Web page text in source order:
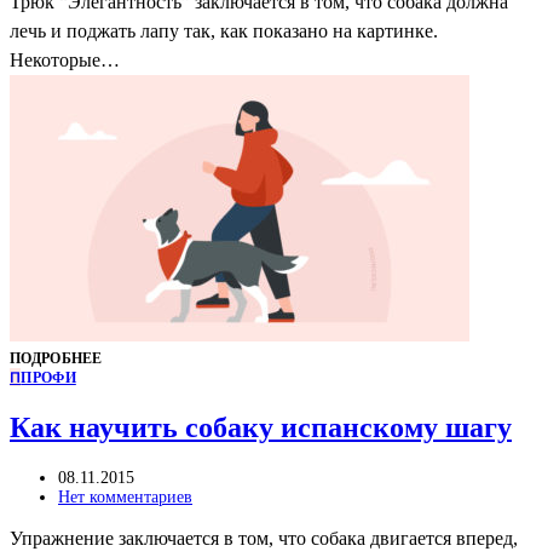
лечь и поджать лапу так, как показано на картинке.
Некоторые…
ПОДРОБНЕЕ
ППРОФИ
Как научить собаку испанскому шагу
08.11.2015
Нет комментариев
Упражнение заключается в том, что собака двигается вперед,